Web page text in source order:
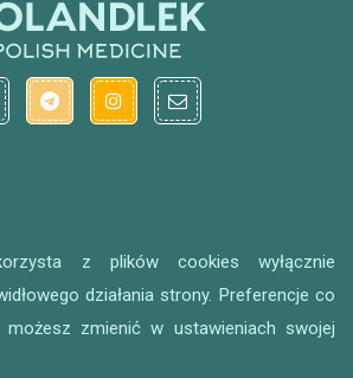
z plików cookies wyłącznie
działania strony. Preferencje co
możesz zmienić w ustawieniach swojej